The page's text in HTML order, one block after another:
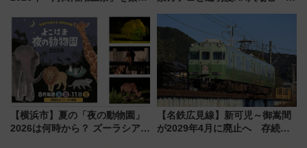
ススメ
用してストレスフリー旅へ行こ
【横浜市】夏の「夜の動物園」
2026は何時から？ ズーラシア・
【名鉄広見線】新可児～御嵩間
が2029年4月に廃止へ 存続協